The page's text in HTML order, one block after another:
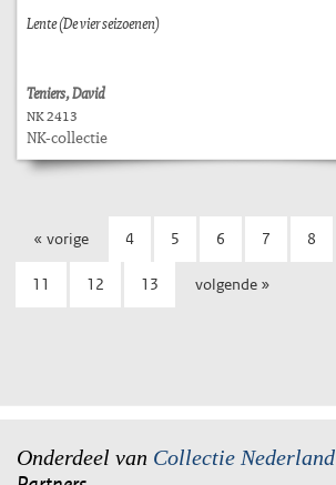
Lente (De vier seizoenen)
Teniers, David
NK 2413
NK-collectie
« vorige 4 5 6 7 8
11 12 13 volgende »
Onderdeel van Collectie Nederland